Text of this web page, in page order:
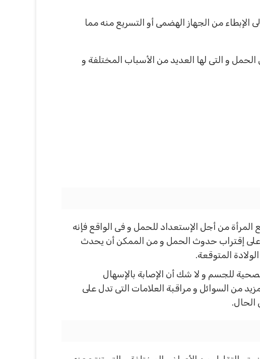
من الجهاز الهضمى أو التسريع منه مما
و التى لها العديد من الأسباب المختلفة و
المرأة من أجل الإستعداد للحمل و فى الواقع فإنه
على إقتراب حدوث الحمل و من الممكن أن يحدث
المتوقعة.
للجسم و لا شك أن الإصابة بالإسهال
من السوائل و مراقبة العلامات التى تدل على
الحال.